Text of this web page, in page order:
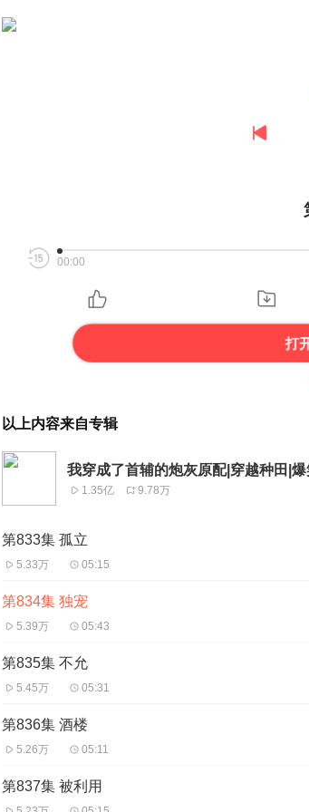
00:00
打
以上内容来自专辑
我穿成了首辅的炮灰原配|穿越种田|
1.35亿 9.78万
第833集 孤立
5.33万 05:15
第834集 独宠
5.39万 05:43
第835集 不允
5.45万 05:31
第836集 酒楼
5.26万 05:11
第837集 被利用